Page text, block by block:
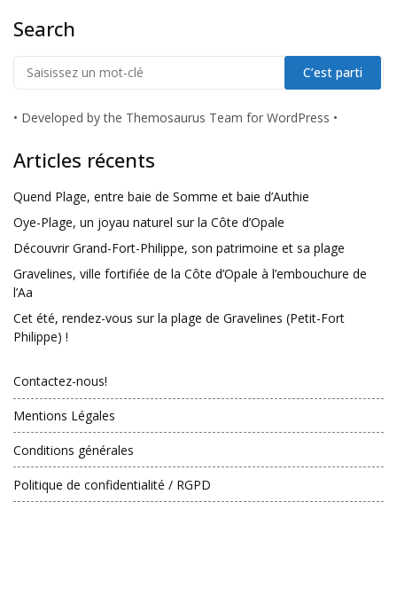
Search
• Developed by the Themosaurus Team for WordPress •
Articles récents
Quend Plage, entre baie de Somme et baie d’Authie
Oye-Plage, un joyau naturel sur la Côte d’Opale
Découvrir Grand-Fort-Philippe, son patrimoine et sa plage
Gravelines, ville fortifiée de la Côte d’Opale à l’embouchure de
l’Aa
Cet été, rendez-vous sur la plage de Gravelines (Petit-Fort
Philippe) !
Contactez-nous!
Mentions Légales
Conditions générales
Politique de confidentialité / RGPD